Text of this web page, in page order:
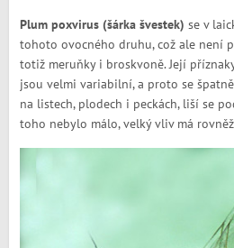
Plum poxvirus (šárka švestek) se v
tohoto ovocného druhu, což ale není
totiž meruňky i broskvoně. Její
jsou velmi variabilní, a proto se
na listech, plodech i peckách, liší se
toho nebylo málo, velký vliv má